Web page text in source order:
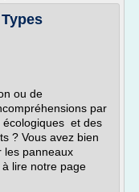
ou de
par
écologiques et des
? Vous avez bien
les panneaux
lire notre page